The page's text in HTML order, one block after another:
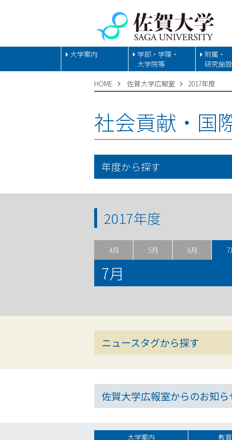
大学案内
学部・学環・
大学院等
附属・
研究施
HOME 佐賀大学広報室 2017年度
社会貢献・国
年度から探す
2017年度
4月 5月 6月 7
7月
ニュースタグから探す
佐賀大学広報室からのお知ら
大学案内 教